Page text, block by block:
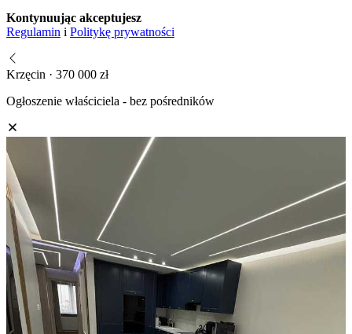
Kontynuując akceptujesz
Regulamin i Politykę prywatności
Krzęcin · 370 000 zł
Ogłoszenie właściciela - bez pośredników